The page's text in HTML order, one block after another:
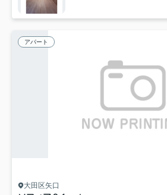
アパート
大田区矢口